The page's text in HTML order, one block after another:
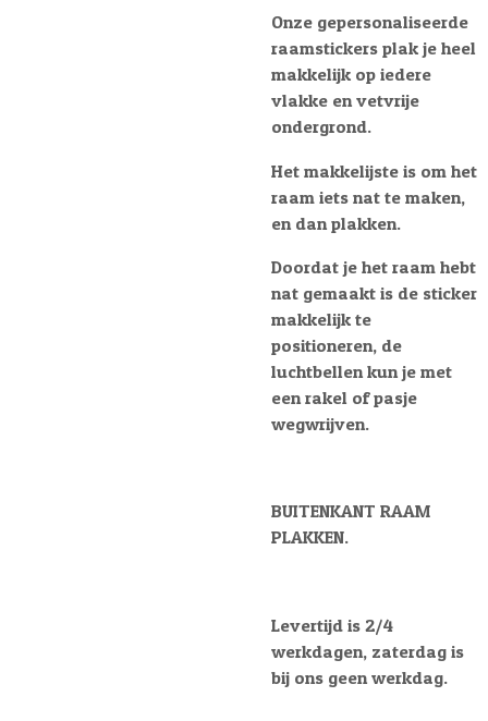
Onze gepersonaliseerde
raamstickers plak je heel
makkelijk op iedere
vlakke en vetvrije
ondergrond.
Het makkelijste is om het
raam iets nat te maken,
en dan plakken.
Doordat je het raam hebt
nat gemaakt is de sticker
makkelijk te
positioneren, de
luchtbellen kun je met
een rakel of pasje
wegwrijven.
BUITENKANT RAAM
PLAKKEN.
Levertijd is 2/4
werkdagen, zaterdag is
bij ons geen werkdag.